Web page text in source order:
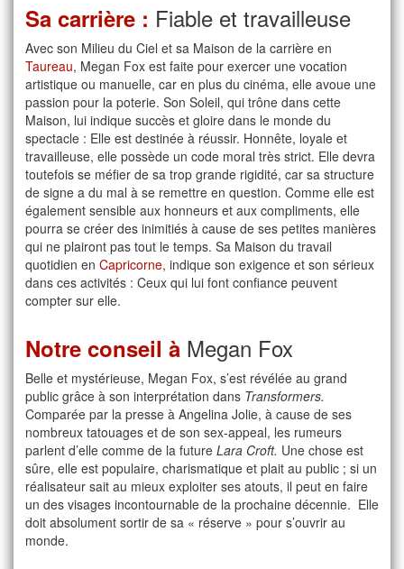
Sa carrière : Fiable et travailleuse
Avec son Milieu du Ciel et sa Maison de la carrière en
Taureau, Megan Fox est faite pour exercer une vocation
artistique ou manuelle, car en plus du cinéma, elle avoue une
passion pour la poterie. Son Soleil, qui trône dans cette
Maison, lui indique succès et gloire dans le monde du
spectacle : Elle est destinée à réussir. Honnête, loyale et
travailleuse, elle possède un code moral très strict. Elle devra
toutefois se méfier de sa trop grande rigidité, car sa structure
de signe a du mal à se remettre en question. Comme elle est
également sensible aux honneurs et aux compliments, elle
pourra se créer des inimitiés à cause de ses petites manières
qui ne plairont pas tout le temps. Sa Maison du travail
quotidien en Capricorne, indique son exigence et son sérieux
dans ces activités : Ceux qui lui font confiance peuvent
compter sur elle.
Notre conseil à Megan Fox
Belle et mystérieuse, Megan Fox, s’est révélée au grand
public grâce à son interprétation dans Transformers.
Comparée par la presse à Angelina Jolie, à cause de ses
nombreux tatouages et de son sex-appeal, les rumeurs
parlent d’elle comme de la future Lara Croft. Une chose est
sûre, elle est populaire, charismatique et plait au public ; si un
réalisateur sait au mieux exploiter ses atouts, il peut en faire
un des visages incontournable de la prochaine décennie. Elle
doit absolument sortir de sa « réserve » pour s’ouvrir au
monde.